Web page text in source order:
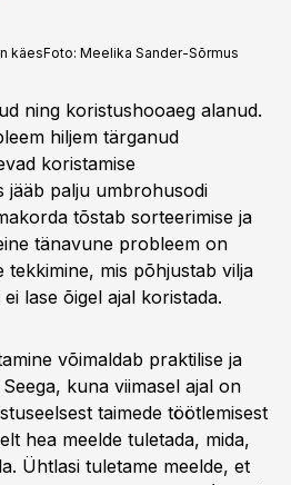
käesFoto: Meelika Sander-Sõrmus
ning koristushooaeg alanud.
hiljem tärganud
koristamise
jääb palju umbrohusodi
tõstab sorteerimise ja
tänavune probleem on
tekkimine, mis põhjustab vilja
lase õigel ajal koristada.
võimaldab praktilise ja
kuna viimasel ajal on
taimede töötlemisest
hea meelde tuletada, mida,
Ühtlasi tuletame meelde, et